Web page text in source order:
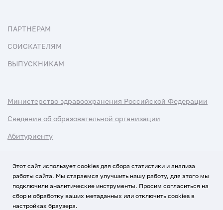
ПАРТНЕРАМ
СОИСКАТЕЛЯМ
ВЫПУСКНИКАМ
Министерство здравоохранения Российской Федерации
Сведения об образовательной организации
Абитуриенту
Использование Cookies
Политика обработки персональных данных
Этот сайт использует cookies для сбора статистики и анализа
работы сайта. Мы стараемся улучшить нашу работу, для этого мы
подключили аналитические инструменты. Просим согласиться на
сбор и обработку ваших метаданных или отключить cookies в
настройках браузера.